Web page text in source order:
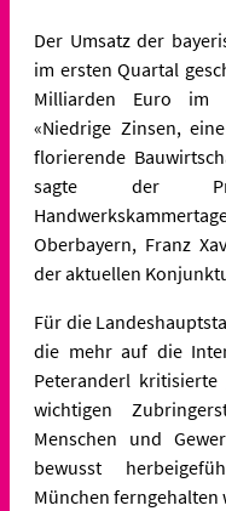
Der Umsatz der
im ersten Quartal
Milliarden Euro im
«Niedrige Zinsen,
florierende
sagte der
Oberbayern, Franz
der aktuellen
Für die
die mehr auf die
Peteranderl kritisierte
wichtigen
Menschen und
bewusst
München ferngehalten